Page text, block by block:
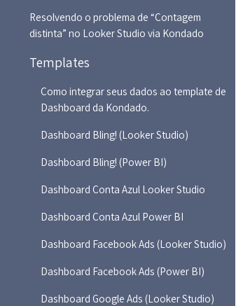
Resolvendo o problema de “Contagem
distinta” no Looker Studio via Kondado
Templates
Como integrar seus dados ao template de
Dashboard da Kondado.
Dashboard Bling! (Looker Studio)
Dashboard Bling! (Power BI)
Dashboard Conta Azul Looker Studio
Dashboard Conta Azul Power BI
Dashboard Facebook Ads (Looker Studio)
Dashboard Facebook Ads (Power BI)
Dashboard Google Ads (Looker Studio)